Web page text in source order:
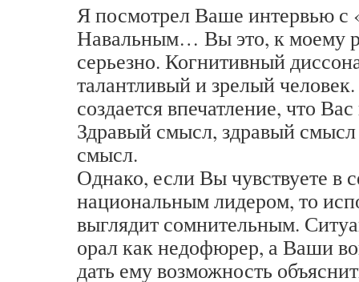
Я посмотрел Ваше интервью с
Навальным… Вы это, к моему
серьезно. Когнитивный
талантливый и зрелый
создается впечатление, что
Здравый смысл, здравый
смысл.
Однако, если Вы чувствуете в
национальным лидером, то
выглядит сомнительным.
орал как недофюрер, а Ваши
дать ему возможность